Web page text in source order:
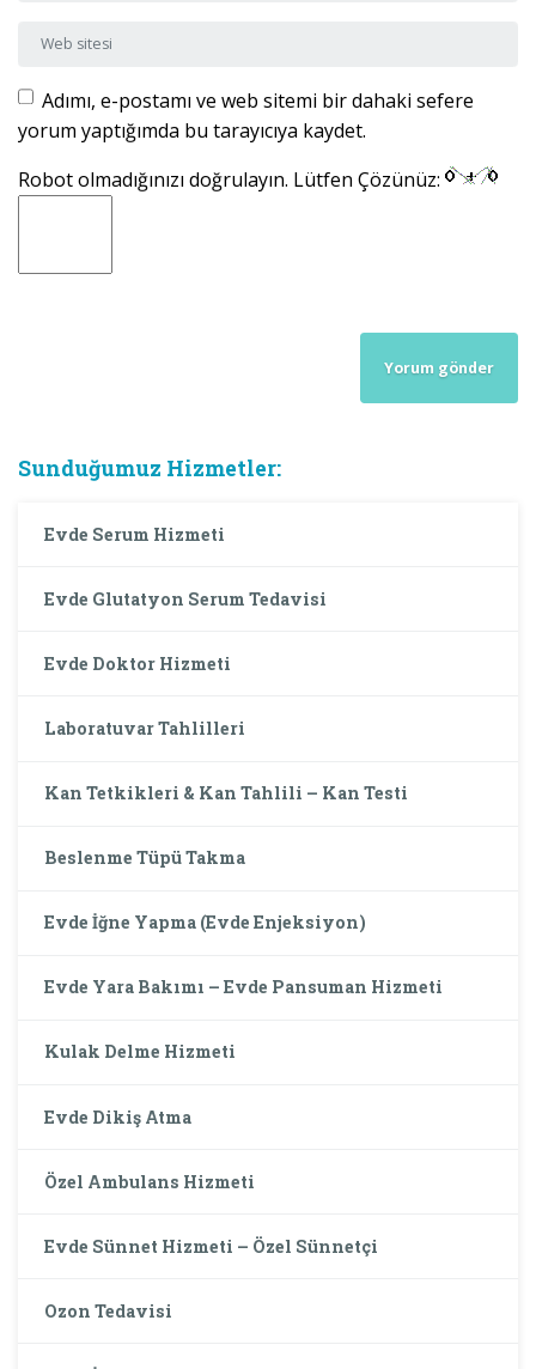
Web sitesi
Adımı, e-postamı ve web sitemi bir dahaki sefere
yorum yaptığımda bu tarayıcıya kaydet.
Robot olmadığınızı doğrulayın. Lütfen Çözünüz:
Sunduğumuz Hizmetler:
Evde Serum Hizmeti
Evde Glutatyon Serum Tedavisi
Evde Doktor Hizmeti
Laboratuvar Tahlilleri
Kan Tetkikleri & Kan Tahlili – Kan Testi
Beslenme Tüpü Takma
Evde İğne Yapma (Evde Enjeksiyon)
Evde Yara Bakımı – Evde Pansuman Hizmeti
Kulak Delme Hizmeti
Evde Dikiş Atma
Özel Ambulans Hizmeti
Evde Sünnet Hizmeti – Özel Sünnetçi
Ozon Tedavisi